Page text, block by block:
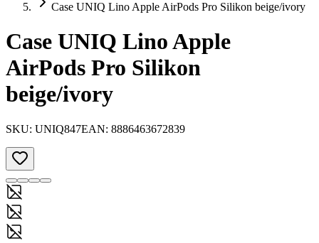
Case UNIQ Lino Apple AirPods Pro Silikon beige/ivory
Case UNIQ Lino Apple
AirPods Pro Silikon
beige/ivory
SKU: UNIQ847EAN: 8886463672839